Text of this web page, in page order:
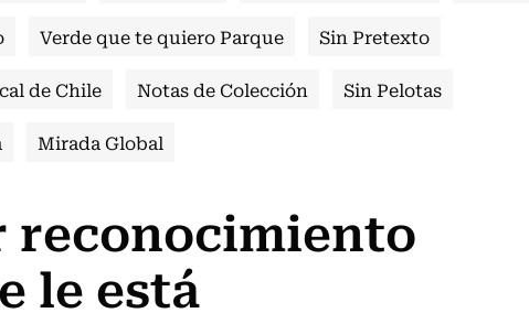
Verde que te quiero Parque
Sin Pretexto
de Chile Notas de Colección
Sin Pelotas
Mirada Global
reconocimiento
le está